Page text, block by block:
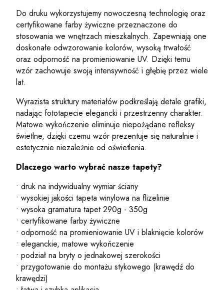
Do druku wykorzystujemy nowoczesną technologię oraz
certyfikowane farby żywiczne przeznaczone do
stosowania we wnętrzach mieszkalnych. Zapewniają one
doskonałe odwzorowanie kolorów, wysoką trwałość
oraz odporność na promieniowanie UV. Dzięki temu
wzór zachowuje swoją intensywność i głębię przez wiele
lat.
Wyrazista struktury materiałów podkreślają detale grafiki,
nadając fototapecie elegancki i przestrzenny charakter.
Matowe wykończenie eliminuje niepożądane refleksy
świetlne, dzięki czemu wzór prezentuje się naturalnie i
estetycznie niezależnie od oświetlenia.
Dlaczego warto wybrać nasze tapety?
• druk na indywidualny wymiar ściany
• wysokiej jakości tapeta winylowa na flizelinie
• wysoka gramatura tapet 290g - 350g
• certyfikowane farby żywiczne
• odporność na promieniowanie UV i blaknięcie kolorów
• eleganckie, matowe wykończenie
• podział na bryty o jednakowej szerokości
• przygotowanie do montażu stykowego (krawędź do
krawędzi)